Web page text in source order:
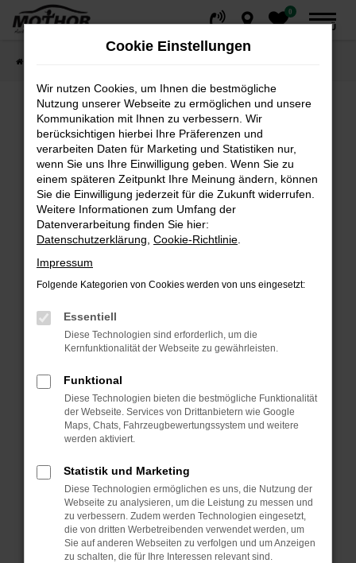
Zum
0
MENÜ
Fehler: Network Error
Beim Laden ist ein Fehler aufgetreten.
Hier sind ein paar Tipps, die dir helfen können:
Überprüfe deine Firewall und deine
Internetverbindung.
Suchmaschine?
Manche Erweiterungen, wie Werbeblocker,
können das Laden bestimmter Seiten
verhindern. Funktioniert die Seite in einem
Fenster?
Starte dein Gerät neu.
Das kann manchmal helfen, vorübergehende
Probleme zu beheben.
Stelle sicher, dass dein Browser und dein
Betriebssystem auf dem neuesten Stand
sind.
Veraltete Software birgt nicht nur ein
Sicherheitsrisiko, sondern kann auch dazu
führen, dass bestimmte Funktionen nicht mehr
Cookie Einstellungen
Wir nutzen Cookies, um Ihnen die bestmögliche
Nutzung unserer Webseite zu ermöglichen und unsere
Kommunikation mit Ihnen zu verbessern. Wir
berücksichtigen hierbei Ihre Präferenzen und
verarbeiten Daten für Marketing und Statistiken nur,
wenn Sie uns Ihre Einwilligung geben. Wenn Sie zu
einem späteren Zeitpunkt Ihre Meinung ändern, können
Sie die Einwilligung jederzeit für die Zukunft widerrufen.
Weitere Informationen zum Umfang der
Datenverarbeitung finden Sie hier:
Datenschutzerklärung Cookie-Richtlinie
Impressum
Folgende Kategorien von Cookies werden von uns eingesetzt:
Essentiell
Diese Technologien sind erforderlich, um die
Kernfunktionalität der Webseite zu gewährleisten.
Funktional
Diese Technologien bieten die bestmögliche Funktionalität
der Webseite. Services von Drittanbietern wie Google
Maps, Chats, Fahrzeugbewertungssystem und weitere
werden aktiviert.
Statistik und Marketing
Diese Technologien ermöglichen es uns, die Nutzung der
Webseite zu analysieren, um die Leistung zu messen und
zu verbessern. Zudem werden Technologien eingesetzt,
die von dritten Werbetreibenden verwendet werden, um
Sie auf anderen Webseiten zu verfolgen und um Anzeigen
zu schalten, die für Ihre Interessen relevant sind.